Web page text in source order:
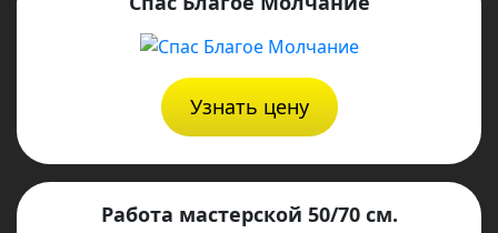
Узнать цену
Работа мастерской 50/70 см.